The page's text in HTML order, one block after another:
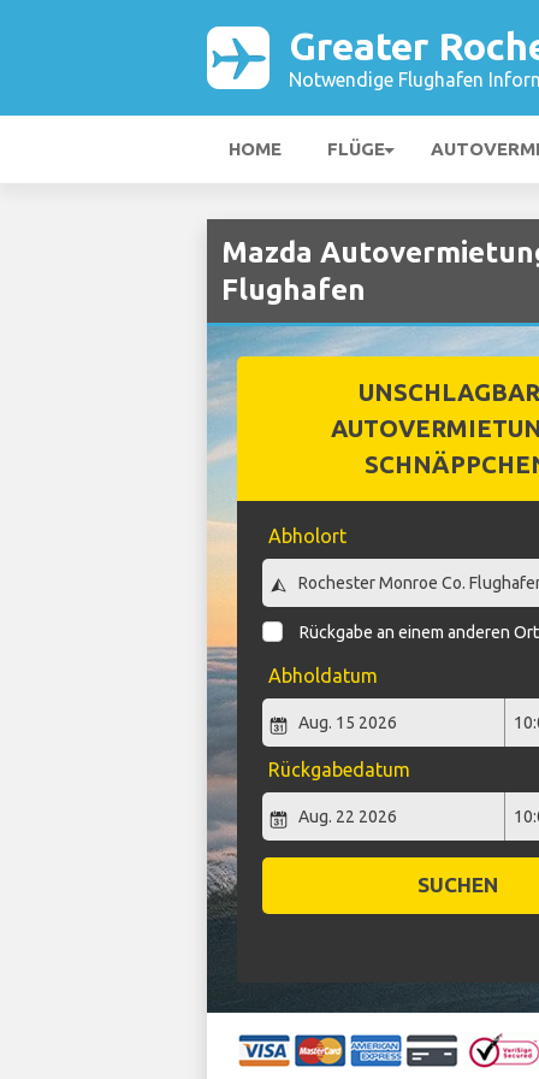
Greater
Notwendige Flughafen
HOME FLÜGE
Mazda
Flughafen
Abholort
Rückgabe an einem anderen Ort
Abholdatum
Rückgabedatum
SUCHEN